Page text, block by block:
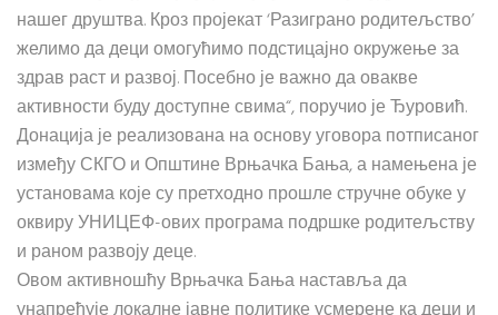
нашег друштва. Кроз пројекат ‘Разиграно родитељство’
желимо да деци омогућимо подстицајно окружење за
здрав раст и развој. Посебно је важно да овакве
активности буду доступне свима“, поручио је Ђуровић.
Донација је реализована на основу уговора потписаног
између СКГО и Општине Врњачка Бања, а намењена је
установама које су претходно прошле стручне обуке у
оквиру УНИЦЕФ-ових програма подршке родитељству
и раном развоју деце.
Овом активношћу Врњачка Бања наставља да